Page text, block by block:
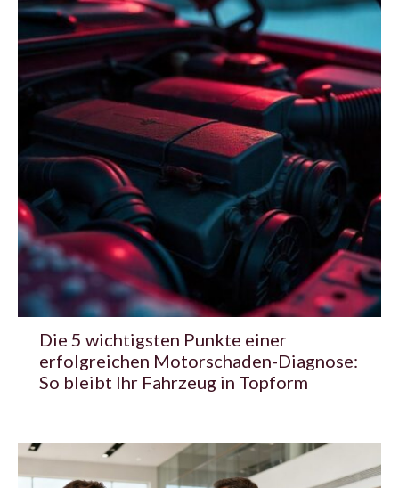
Die 5 wichtigsten Punkte einer
erfolgreichen Motorschaden-Diagnose:
So bleibt Ihr Fahrzeug in Topform